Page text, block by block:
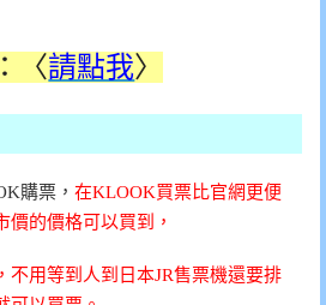
：〈請點我〉
購票， 在KLOOK買票比官網更便
價的價格可以買到，
不用等到人到日本JR售票機還要排